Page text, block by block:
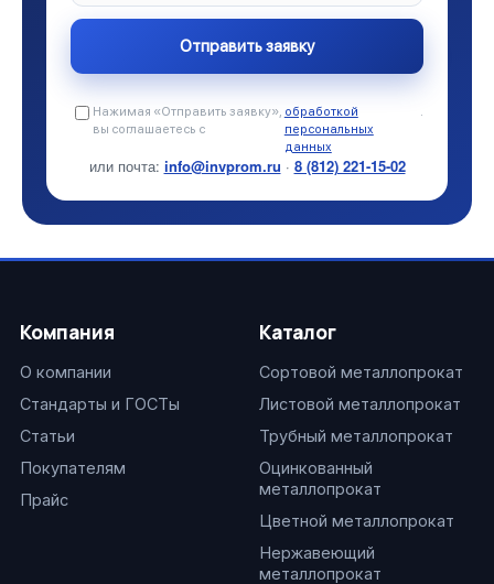
Нажимая «Отправить заявку»,
вы соглашаетесь с
обработкой
персональных
данных
.
или почта: info@invprom.ru · 8 (812) 221-15-02
Компания
О компании
Стандарты и ГОСТы
Статьи
Покупателям
Прайс
Каталог
Сортовой металлопрокат
Листовой металлопрокат
Трубный металлопрокат
Оцинкованный
металлопрокат
Цветной металлопрокат
Нержавеющий
металлопрокат